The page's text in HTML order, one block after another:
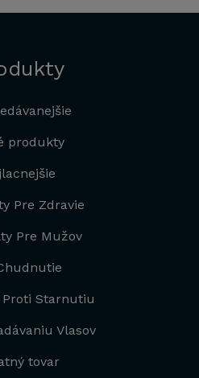
produkty
Pre Zdravie
Pre Mužov
Starnutiu
Vlasov
tovar